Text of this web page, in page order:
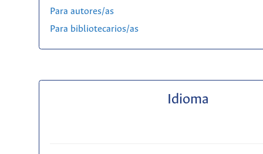
Para autores/as
Para bibliotecarios/as
Idioma